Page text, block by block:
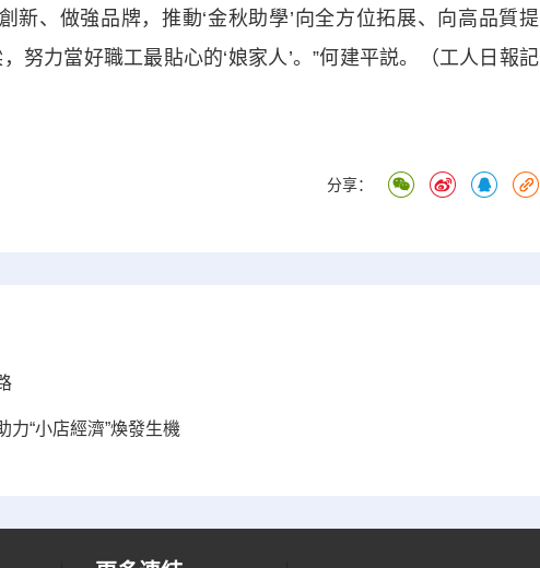
、做強品牌，推動‘金秋助學’向全方位拓展、向高品質提
努力當好職工最貼心的‘娘家人’。”何建平説。（工人日報記
分享：
力“小店經濟”煥發生機